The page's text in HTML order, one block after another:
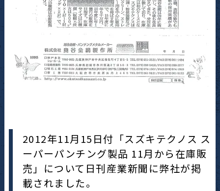
2012年11月15日付「スズキテクノス ス
ーパーパンチング製品 11月から在庫販
売」について日刊産業新聞に弊社が掲
載されました。